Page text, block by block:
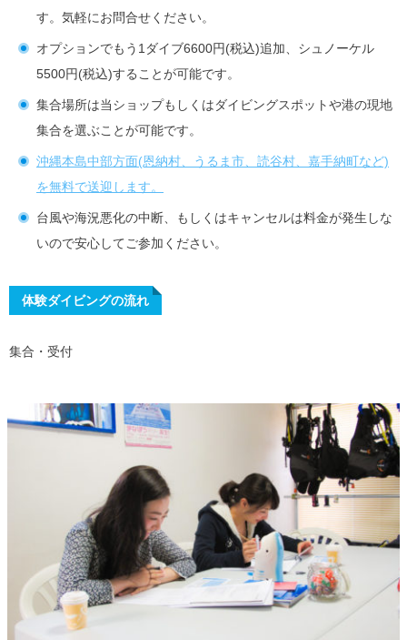
す。気軽にお問合せください。
オプションでもう1ダイブ6600円(税込)追加、シュノーケル
5500円(税込)することが可能です。
集合場所は当ショップもしくはダイビングスポットや港の現地
集合を選ぶことが可能です。
沖縄本島中部方面(恩納村、うるま市、読谷村、嘉手納町など)
を無料で送迎します。
台風や海況悪化の中断、もしくはキャンセルは料金が発生しな
いので安心してご参加ください。
体験ダイビングの流れ
集合・受付